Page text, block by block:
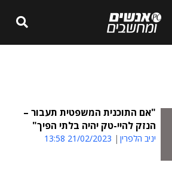
"אם התוכנית המשפטית תעבור –
הנזק להיי-טק יהיה בלתי הפיך"
יניב הלפרין 21/02/2023 13:58